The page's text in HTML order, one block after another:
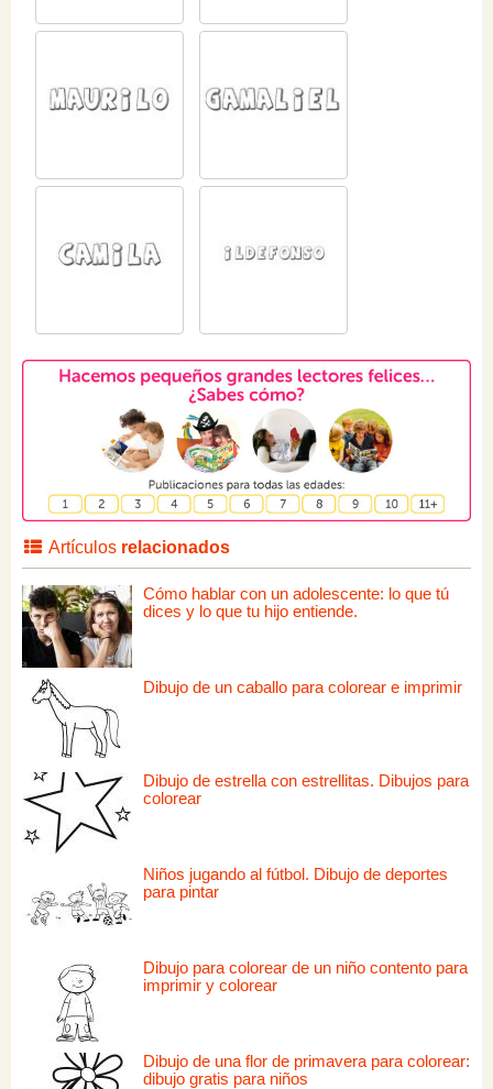
Artículos relacionados
Cómo hablar con un adolescente: lo que tú
dices y lo que tu hijo entiende.
Dibujo de un caballo para colorear e imprimir
Dibujo de estrella con estrellitas. Dibujos para
colorear
Niños jugando al fútbol. Dibujo de deportes
para pintar
Dibujo para colorear de un niño contento para
imprimir y colorear
Dibujo de una flor de primavera para colorear:
dibujo gratis para niños